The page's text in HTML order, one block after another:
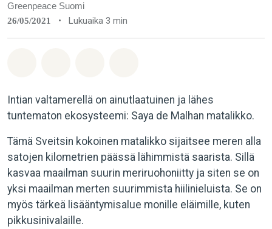
Greenpeace Suomi
26/05/2021 • Lukuaika 3 min
Intian valtamerellä on ainutlaatuinen ja lähes
tuntematon ekosysteemi: Saya de Malhan matalikko.
Tämä Sveitsin kokoinen matalikko sijaitsee meren alla
satojen kilometrien päässä lähimmistä saarista. Sillä
kasvaa maailman suurin meriruohoniitty ja siten se on
yksi maailman merten suurimmista hiilinieluista. Se on
myös tärkeä lisääntymisalue monille eläimille, kuten
pikkusinivalaille.